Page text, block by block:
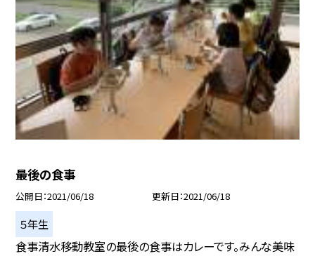
最後の食事
公開日 2021/06/18 更新日 2021/06/18
５年生
食事清水移動教室の最後の食事はカレーです。みんな美味